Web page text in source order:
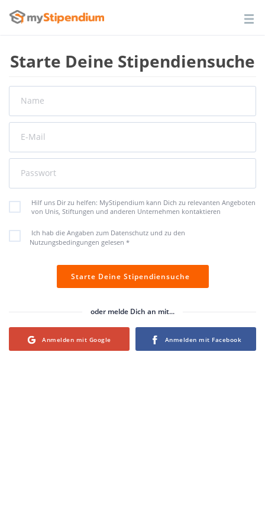
Starte Deine Stipendiensuche
Name
E-Mail
Passwort
Hilf uns Dir zu helfen: MyStipendium kann Dich zu relevanten Angeboten
von Unis, Stiftungen und anderen Unternehmen kontaktieren
Ich hab die Angaben zum Datenschutz und zu den
Nutzungsbedingungen gelesen *
Starte Deine Stipendiensuche
oder melde Dich an mit...
Login with Google Login with Facebook